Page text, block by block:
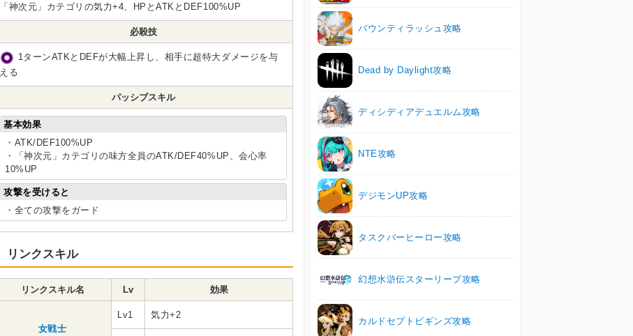
「神次元」カテゴリの気力+4、HPとATKとDEF100%UP
必殺技
1ターンATKとDEFが大幅上昇し、相手に超特大ダメージを与
える
パッシブスキル
基本効果
・ATK/DEF100%UP
・「神次元」カテゴリの味方全員のATK/DEF40%UP、会心率
10%UP
攻撃を受けると
・全ての攻撃をガード
リンクスキル
リンクスキル名 Lv 効果
女戦士
Lv1 気力+2
バウンティラッシュ攻略
Dead by Daylight攻略
ディシディアデュエルム攻略
NTE攻略
デジモンUP攻略
タスクバーヒーロー攻略
幻想水滸伝スターリープ攻略
カルドセプトビギンズ攻略